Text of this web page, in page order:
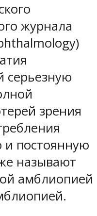
журнала
серьезную
зрения
постоянную
называют
амблиопией